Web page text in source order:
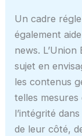
Un cadre
également
news.
sujet en
les contenus
telles
l’intégrité
de leur côté,